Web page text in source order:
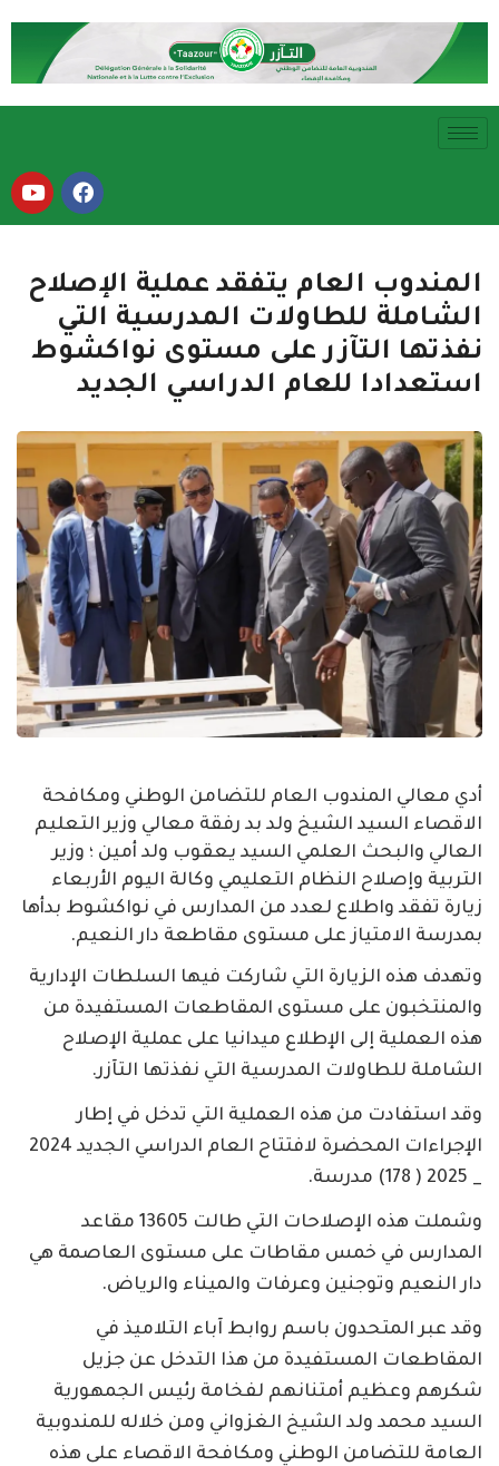
المندوب العام يتفقد عملية الإصلاح
الشاملة للطاولات المدرسية التي
نفذتها التآزر على مستوى نواكشوط
استعدادا للعام الدراسي الجديد
أدي معالي المندوب العام للتضامن الوطني ومكافحة
الاقصاء السيد الشيخ ولد بد رفقة معالي وزير التعليم
العالي والبحث العلمي السيد يعقوب ولد أمين ؛ وزير
التربية وإصلاح النظام التعليمي وكالة اليوم الأربعاء
زيارة تفقد واطلاع لعدد من المدارس في نواكشوط بدأها
بمدرسة الامتياز على مستوى مقاطعة دار النعيم.
وتهدف هذه الزيارة التي شاركت فيها السلطات الإدارية
والمنتخبون على مستوى المقاطعات المستفيدة من
هذه العملية إلى الإطلاع ميدانيا على عملية الإصلاح
الشاملة للطاولات المدرسية التي نفذتها التآزر.
وقد استفادت من هذه العملية التي تدخل في إطار
الإجراءات المحضرة لافتتاح العام الدراسي الجديد 2024
_ 2025 ( 178) مدرسة.
وشملت هذه الإصلاحات التي طالت 13605 مقاعد
المدارس في خمس مقاطات على مستوى العاصمة هي
دار النعيم وتوجنين وعرفات والميناء والرياض.
وقد عبر المتحدون باسم روابط آباء التلاميذ في
المقاطعات المستفيدة من هذا التدخل عن جزيل
شكرهم وعظيم أمتنانهم لفخامة رئيس الجمهورية
السيد محمد ولد الشيخ الغزواني ومن خلاله للمندوبية
العامة للتضامن الوطني ومكافحة الاقصاء على هذه